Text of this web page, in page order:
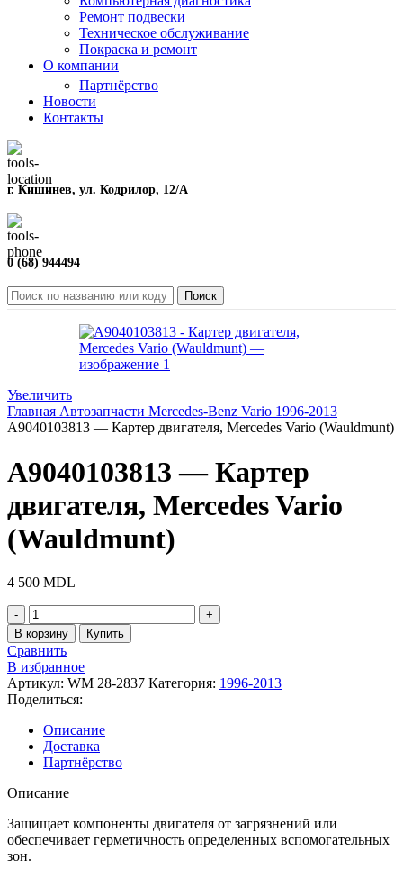
Ремонт подвески
Техническое обслуживание
Покраска и ремонт
О компании
Партнёрство
Новости
Контакты
г. Кишинев, ул. Кодрилор, 12/A
0 (68) 944494
Поиск
Увеличить
Главная Автозапчасти Mercedes-Benz Vario 1996-2013
A9040103813 — Картер двигателя, Mercedes Vario (Wauldmunt)
A9040103813 — Картер
двигателя, Mercedes Vario
(Wauldmunt)
4 500 MDL
Количество
товара
A9040103813
-
Картер
двигателя,
Mercedes
Vario
(Wauldmunt)
В корзину Купить
Сравнить
В избранное
Артикул: WM 28-2837 Категория: 1996-2013
Поделиться:
Описание
Доставка
Партнёрство
Описание
Защищает компоненты двигателя от загрязнений или
обеспечивает герметичность определенных вспомогательных
зон.